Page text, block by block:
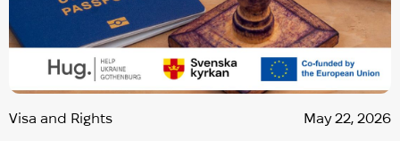
Visa and Rights May 22, 2026